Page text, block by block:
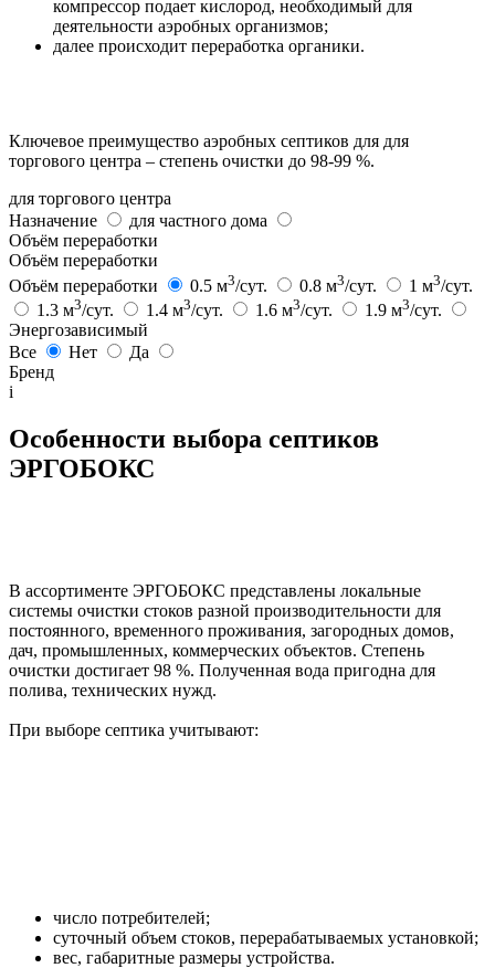
компрессор подает кислород, необходимый для
деятельности аэробных организмов;
далее происходит переработка органики.
Ключевое преимущество аэробных септиков для для
торгового центра – степень очистки до 98-99 %.
для торгового центра
Назначение
для частного дома
Объём переработки
Объём переработки
Объём переработки
0.5 м3/сут. 0.8 м3/сут. 1 м3/сут.
1.3 м3/сут. 1.4 м3/сут. 1.6 м3/сут. 1.9 м3/сут.
Энергозависимый
Все
Нет
Да
Бренд
i
Особенности выбора септиков
ЭРГОБОКС
В ассортименте ЭРГОБОКС представлены локальные
системы очистки стоков разной производительности для
постоянного, временного проживания, загородных домов,
дач, промышленных, коммерческих объектов. Степень
очистки достигает 98 %. Полученная вода пригодна для
полива, технических нужд.
При выборе септика учитывают:
число потребителей;
суточный объем стоков, перерабатываемых установкой;
вес, габаритные размеры устройства.